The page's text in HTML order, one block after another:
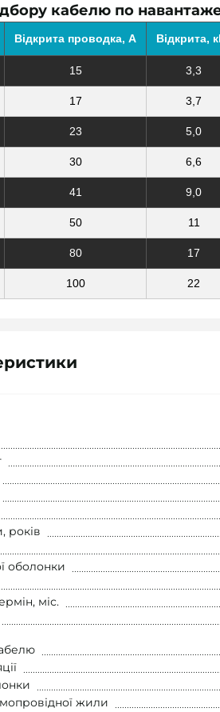
кабелю по
Відкрита проводка, А Відкрита,
15 3,3
17 3,7
23 5,0
30 6,6
41 9,0
50 11
80 17
100 22
років
оболонки
міс.
жили